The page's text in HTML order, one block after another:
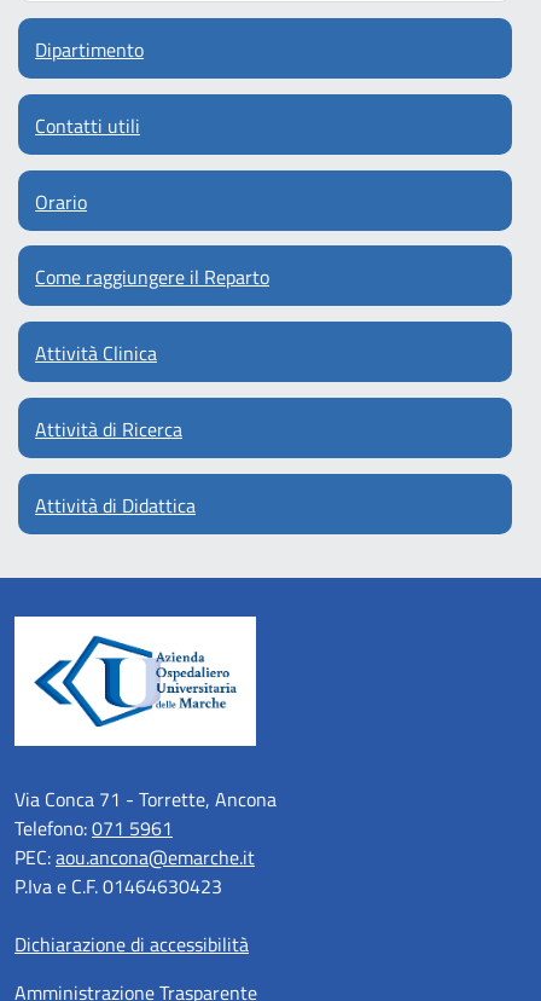
Dipartimento
Contatti utili
Orario
Come raggiungere il Reparto
Attività Clinica
Attività di Ricerca
Attività di Didattica
Via Conca 71 - Torrette, Ancona
Telefono:071 5961
PEC:aou.ancona@emarche.it
P.Iva e C.F. 01464630423
Dichiarazione di accessibilità
Amministrazione Trasparente